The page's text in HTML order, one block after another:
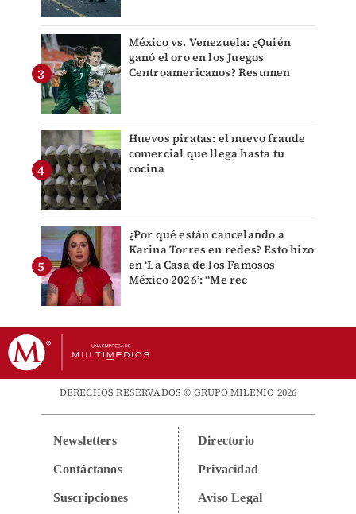
México vs. Venezuela: ¿Quién
ganó el oro en los Juegos
Centroamericanos? Resumen
Huevos piratas: el nuevo fraude
comercial que llega hasta tu
cocina
¿Por qué están cancelando a
Karina Torres en redes? Esto hizo
en ‘La Casa de los Famosos
México 2026’: “Me rec
DERECHOS RESERVADOS © GRUPO MILENIO 2026
Newsletters
Contáctanos
Suscripciones
Directorio
Privacidad
Aviso Legal